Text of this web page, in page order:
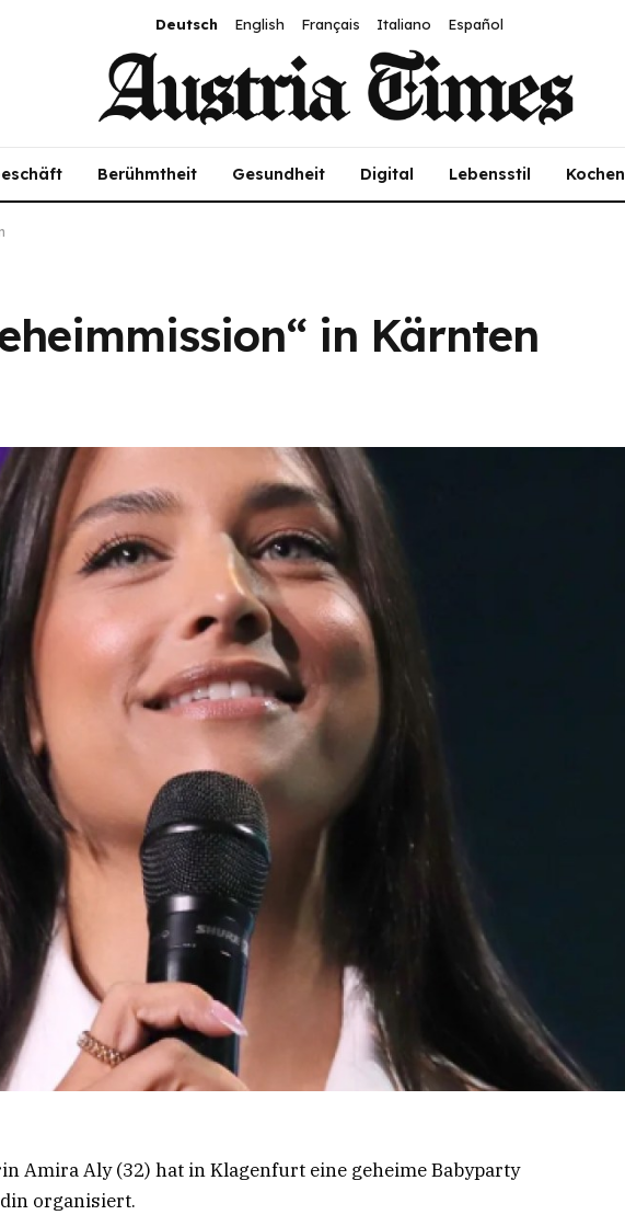
Deutsch English Français Italiano Español
Berühmtheit Gesundheit Digital Lebensstil Kochen
in Kärnten
Amira Aly (32) hat in Klagenfurt eine geheime Babyparty
organisiert.